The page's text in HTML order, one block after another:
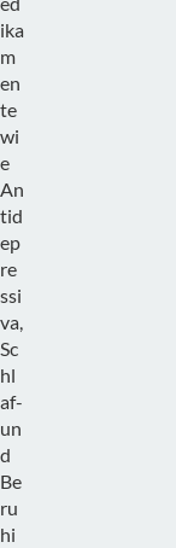
ika
m
en
te
wi
e
An
tid
ep
re
ssi
va,
Sc
hl
af-
un
d
Be
ru
hi